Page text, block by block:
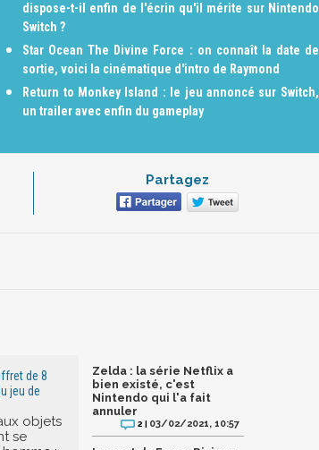
dispose-t-il enfin de l'écrin qu'il mérite sur Nintendo
Switch ?
Star Ocean The Divine Force : on connaît la date de
sortie, voici la cinématique d'intro de Raymond
Return to Monkey Island : le jeu annoncé sur Switch,
un trailer avec enfin du gameplay
Partagez
de 8
jeu de
objets
se
Zelda : la série Netflix a
bien existé, c'est
Nintendo qui l'a fait
annuler
2 | 03/02/2021, 10:57